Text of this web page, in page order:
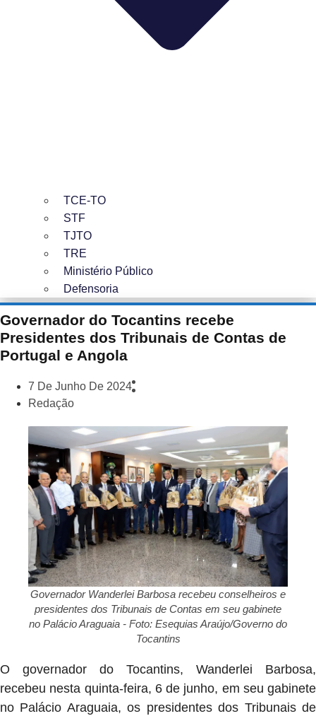
TCE-TO
STF
TJTO
TRE
Ministério Público
Defensoria
Governador do Tocantins recebe
Presidentes dos Tribunais de Contas de
Portugal e Angola
7 De Junho De 2024
Redação
Governador Wanderlei Barbosa recebeu conselheiros e
presidentes dos Tribunais de Contas em seu gabinete
no Palácio Araguaia - Foto: Esequias Araújo/Governo do
Tocantins
O governador do Tocantins, Wanderlei Barbosa,
recebeu nesta quinta-feira, 6 de junho, em seu gabinete
no Palácio Araguaia, os presidentes dos Tribunais de